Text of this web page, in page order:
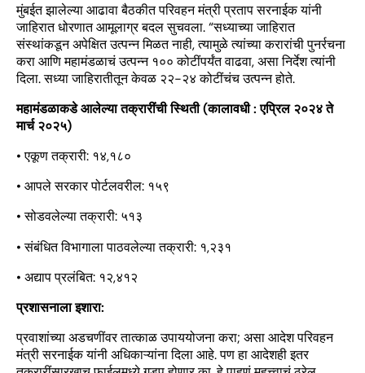
मुंबईत झालेल्या आढावा बैठकीत परिवहन मंत्री प्रताप सरनाईक यांनी
जाहिरात धोरणात आमूलाग्र बदल सुचवला. “सध्याच्या जाहिरात
संस्थांकडून अपेक्षित उत्पन्न मिळत नाही, त्यामुळे त्यांच्या करारांची पुनर्रचना
करा आणि महामंडळाचं उत्पन्न १०० कोटींपर्यंत वाढवा, असा निर्देश त्यांनी
दिला. सध्या जाहिरातीतून केवळ २२-२४ कोटींचंच उत्पन्न होते.
महामंडळाकडे आलेल्या तक्रारींची स्थिती (कालावधी : एप्रिल २०२४ ते
मार्च २०२५)
• एकूण तक्रारी: १४,१८०
• आपले सरकार पोर्टलवरील: १५९
• सोडवलेल्या तक्रारी: ५१३
• संबंधित विभागाला पाठवलेल्या तक्रारी: १,२३१
• अद्याप प्रलंबित: १२,४१२
प्रशासनाला इशारा:
प्रवाशांच्या अडचणींवर तात्काळ उपाययोजना करा; असा आदेश परिवहन
मंत्री सरनाईक यांनी अधिकाऱ्यांना दिला आहे. पण हा आदेशही इतर